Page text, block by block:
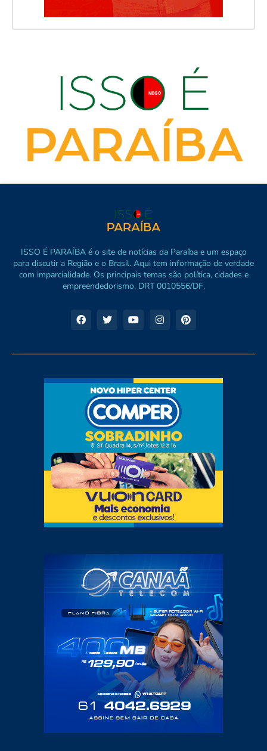
ISSO É PARAÍBA é o site de notícias da Paraíba e um espaço
para discutir a Região e o Brasil. Aqui tem informação de verdade
com imparcialidade. Os principais temas são política, cidades e
empreendedorismo. DRT 0010556/DF.